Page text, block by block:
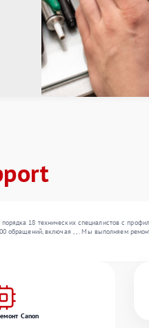
18 технических специалистов с
обращений, включая , , . Мы выполняем
Canon